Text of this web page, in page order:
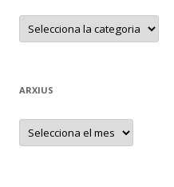
C
c
ARXIUS
A
x